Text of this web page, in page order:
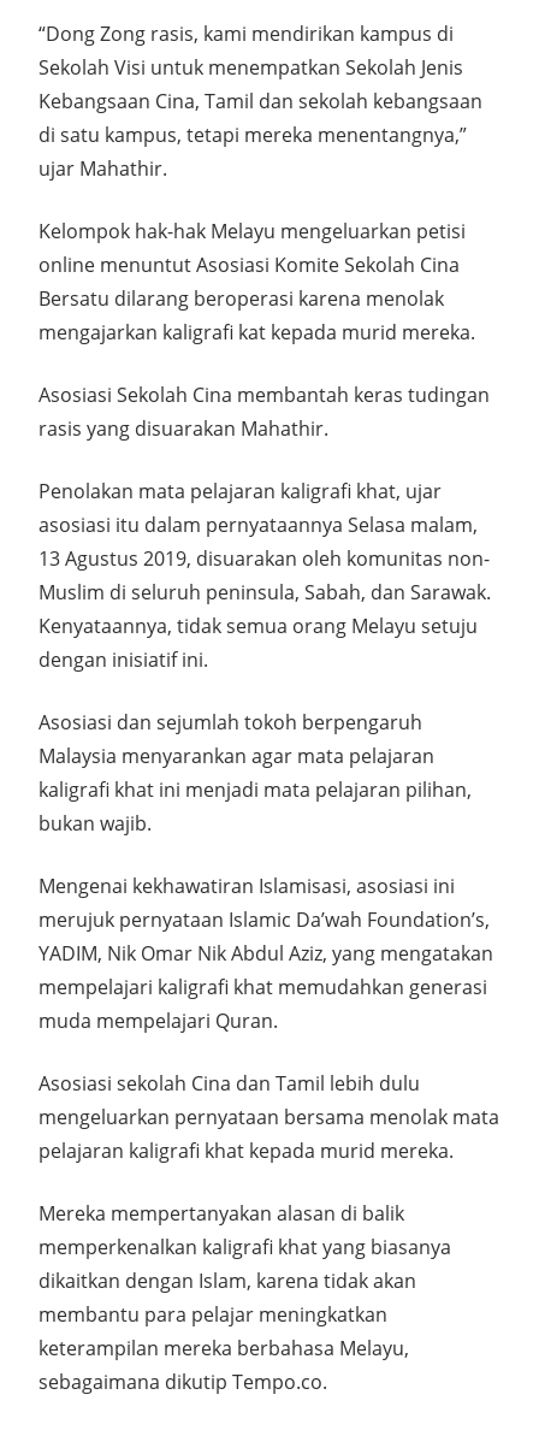
“Dong Zong rasis, kami mendirikan kampus di
Sekolah Visi untuk menempatkan Sekolah Jenis
Kebangsaan Cina, Tamil dan sekolah kebangsaan
di satu kampus, tetapi mereka menentangnya,”
ujar Mahathir.
Kelompok hak-hak Melayu mengeluarkan petisi
online menuntut Asosiasi Komite Sekolah Cina
Bersatu dilarang beroperasi karena menolak
mengajarkan kaligrafi kat kepada murid mereka.
Asosiasi Sekolah Cina membantah keras tudingan
rasis yang disuarakan Mahathir.
Penolakan mata pelajaran kaligrafi khat, ujar
asosiasi itu dalam pernyataannya Selasa malam,
13 Agustus 2019, disuarakan oleh komunitas non-
Muslim di seluruh peninsula, Sabah, dan Sarawak.
Kenyataannya, tidak semua orang Melayu setuju
dengan inisiatif ini.
Asosiasi dan sejumlah tokoh berpengaruh
Malaysia menyarankan agar mata pelajaran
kaligrafi khat ini menjadi mata pelajaran pilihan,
bukan wajib.
Mengenai kekhawatiran Islamisasi, asosiasi ini
merujuk pernyataan Islamic Da’wah Foundation’s,
YADIM, Nik Omar Nik Abdul Aziz, yang mengatakan
mempelajari kaligrafi khat memudahkan generasi
muda mempelajari Quran.
Asosiasi sekolah Cina dan Tamil lebih dulu
mengeluarkan pernyataan bersama menolak mata
pelajaran kaligrafi khat kepada murid mereka.
Mereka mempertanyakan alasan di balik
memperkenalkan kaligrafi khat yang biasanya
dikaitkan dengan Islam, karena tidak akan
membantu para pelajar meningkatkan
keterampilan mereka berbahasa Melayu,
sebagaimana dikutip Tempo.co.